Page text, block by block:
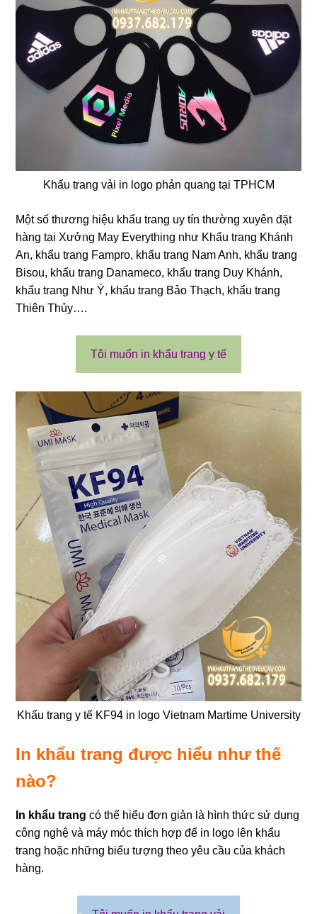
Khẩu trang vải in logo phản quang tại TPHCM
Một số thương hiệu khẩu trang uy tín thường xuyên đặt
hàng tại Xưởng May Everything như Khẩu trang Khánh
An, khẩu trang Fampro, khẩu trang Nam Anh, khẩu trang
Bisou, khẩu trang Danameco, khẩu trang Duy Khánh,
khẩu trang Như Ý, khẩu trang Bảo Thạch, khẩu trang
Thiên Thủy….
Tôi muốn in khẩu trang y tế
Khẩu trang y tế KF94 in logo Vietnam Martime University
In khẩu trang được hiểu như thế
nào?
In khẩu trangcó thể hiểu đơn giản là hình thức sử dụng
công nghệ và máy móc thích hợp để in logo lên khẩu
trang hoặc những biểu tượng theo yêu cầu của khách
hàng.
❄
❄